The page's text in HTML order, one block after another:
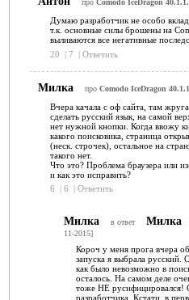
про Comodo IceDragon
Думаю разработчик не особо
т.к. основные силы брошены на
выливаются все негативные
20
| 7 | Ответить
Милка про Comodo IceDragon
Вчера качала с оф сайта, там
сделать русский язык, на самой
нет нужной кнопки. Когда ввожу
какого поисковика, страница
(неск. строчек), остальное на
такого нет.
Что это? Проблема браузера или
и как это исправить?
6
| 6 | Ответить
Милка в ответ Милка
11-2015]
Короч у меня прога вчера
запуска я выбрала русский.
как было невозможно в
осталось. На самом деле
тоже НЕ русифицировался!
разработчика. Кстати, в